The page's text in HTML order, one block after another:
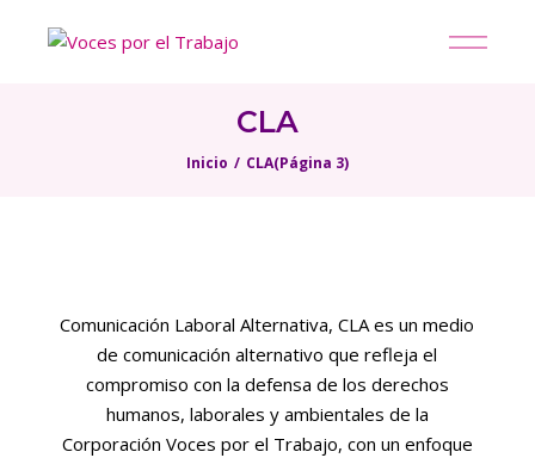
CLA
Inicio CLA(Página 3)
Comunicación Laboral Alternativa, CLA es un medio
de comunicación alternativo que refleja el
compromiso con la defensa de los derechos
humanos, laborales y ambientales de la
Corporación Voces por el Trabajo, con un enfoque